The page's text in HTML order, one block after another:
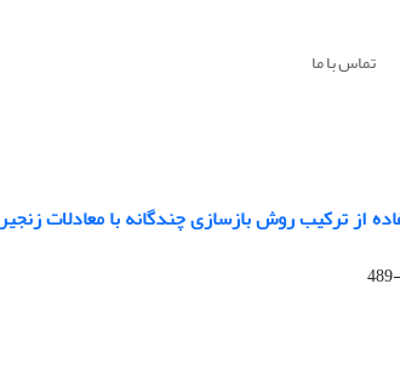
تماس با ما